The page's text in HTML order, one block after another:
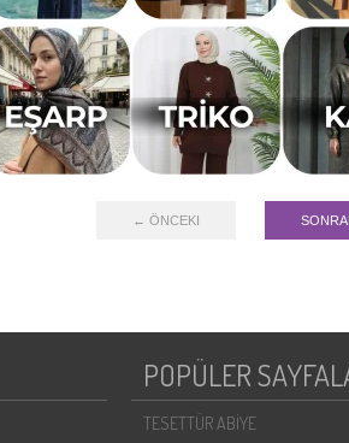
← ÖNCEKI
POPÜLER
TESETTÜR ABİYE